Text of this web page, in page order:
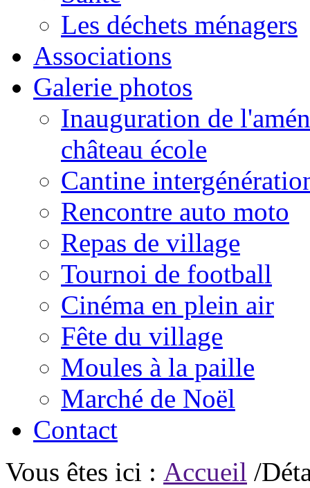
Les déchets ménagers
Associations
Galerie photos
Inauguration de
château école
Cantine
Rencontre auto moto
Repas de village
Tournoi de football
Cinéma en plein air
Fête du village
Moules à la paille
Marché de Noël
Contact
Vous êtes ici : Accueil /